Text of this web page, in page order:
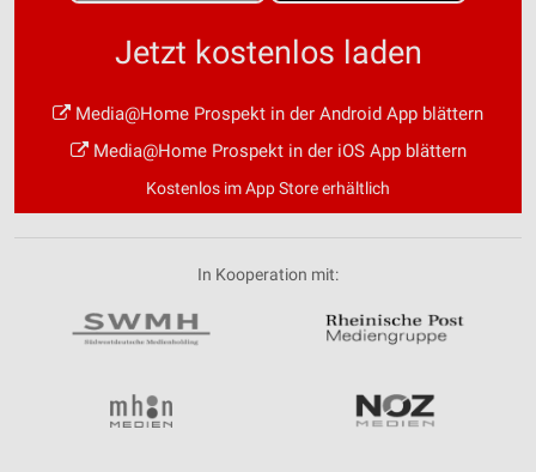
Jetzt kostenlos laden
Media@Home Prospekt in der Android App blättern
Media@Home Prospekt in der iOS App blättern
Kostenlos im App Store erhältlich
In Kooperation mit: